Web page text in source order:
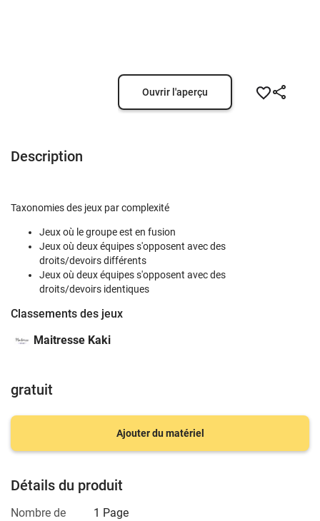
Ouvrir l'aperçu
Description
Taxonomies des jeux par complexité
Jeux où le groupe est en fusion
Jeux où deux équipes s'opposent avec des
droits/devoirs différents
Jeux où deux équipes s'opposent avec des
droits/devoirs identiques
Classements des jeux
Maitresse Kaki
gratuit
Ajouter du matériel
Détails du produit
Nombre de
1 Page